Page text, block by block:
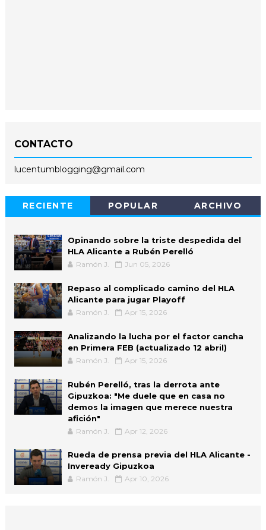
CONTACTO
lucentumblogging@gmail.com
RECIENTE POPULAR ARCHIVO
Opinando sobre la triste despedida del
HLA Alicante a Rubén Perelló
Ramón J. Jun 05, 2026
Repaso al complicado camino del HLA
Alicante para jugar Playoff
Ramón J. Apr 15, 2026
Analizando la lucha por el factor cancha
en Primera FEB (actualizado 12 abril)
Ramón J. Apr 15, 2026
Rubén Perelló, tras la derrota ante
Gipuzkoa: "Me duele que en casa no
demos la imagen que merece nuestra
afición"
Ramón J. Apr 12, 2026
Rueda de prensa previa del HLA Alicante -
Inveready Gipuzkoa
Ramón J. Apr 10, 2026